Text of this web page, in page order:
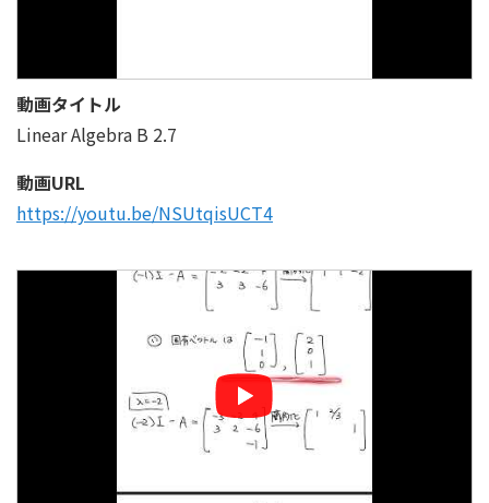
動画タイトル
Linear Algebra B 2.7
動画URL
https://youtu.be/NSUtqisUCT4